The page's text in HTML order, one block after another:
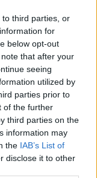
third parties, or
for
below opt-out
that after your
seeing
utilized by
parties prior to
of the further
third parties on the
information may
the IAB’s List of
disclose it to other